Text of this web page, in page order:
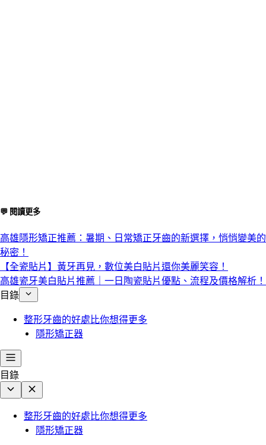
💬 閱讀更多
高雄隱形矯正推薦：暑期、日常矯正牙齒的新選擇，悄悄變美的
秘密！
【全瓷貼片】黃牙再見，數位美白貼片還你美麗笑容！
高雄瓷牙美白貼片推薦｜一日陶瓷貼片優點、流程及價格解析！
目錄
整形牙齒的好處比你想得更多
隱形矯正器
目錄
整形牙齒的好處比你想得更多
隱形矯正器